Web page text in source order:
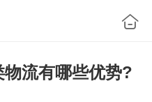
流有哪些优势?